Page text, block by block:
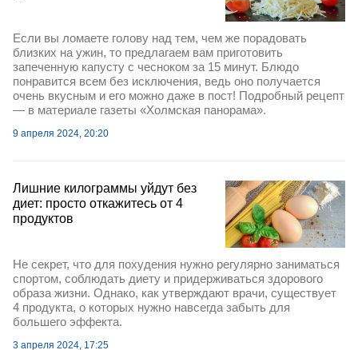
Если вы ломаете голову над тем, чем же порадовать
близких на ужин, то предлагаем вам приготовить
запеченную капусту с чесноком за 15 минут. Блюдо
понравится всем без исключения, ведь оно получается
очень вкусным и его можно даже в пост! Подробный рецепт
— в материале газеты «Холмская панорама».
9 апреля 2024, 20:20
Лишние килограммы уйдут без
диет: просто откажитесь от 4
продуктов
Не секрет, что для похудения нужно регулярно заниматься
спортом, соблюдать диету и придерживаться здорового
образа жизни. Однако, как утверждают врачи, существует
4 продукта, о которых нужно навсегда забыть для
большего эффекта.
3 апреля 2024, 17:25